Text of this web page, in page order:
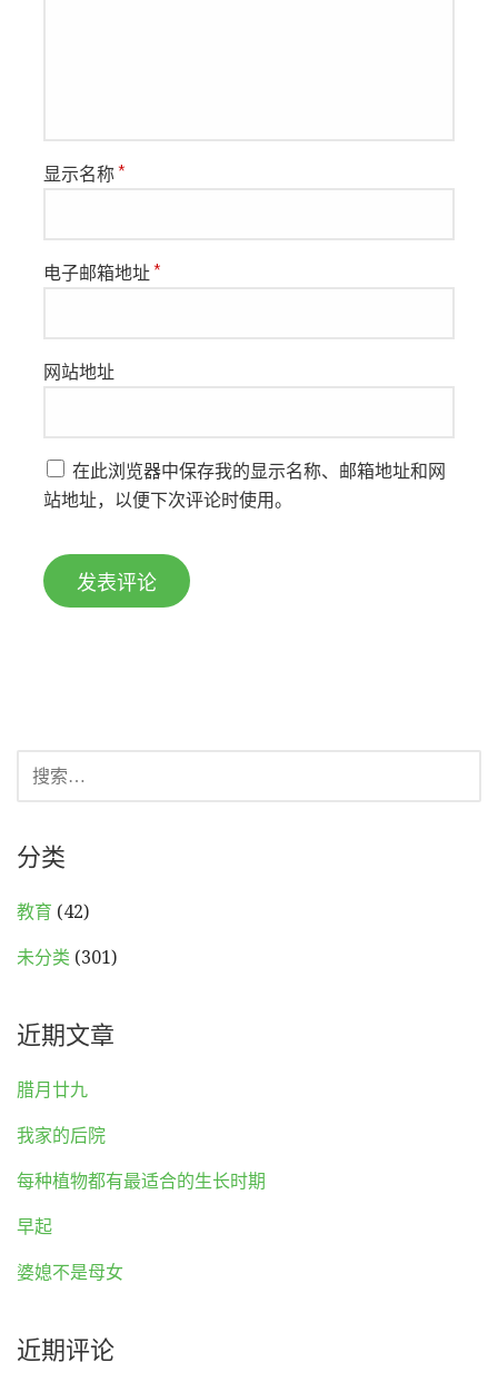
显示名称*
电子邮箱地址*
网站地址
在此浏览器中保存我的显示名称、邮箱地址和网
站地址，以便下次评论时使用。
索：
分类
教育 (42)
未分类 (301)
近期文章
腊月廿九
我家的后院
每种植物都有最适合的生长时期
早起
婆媳不是母女
近期评论